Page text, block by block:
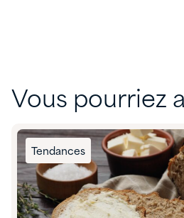
Vous pourriez
Tendances